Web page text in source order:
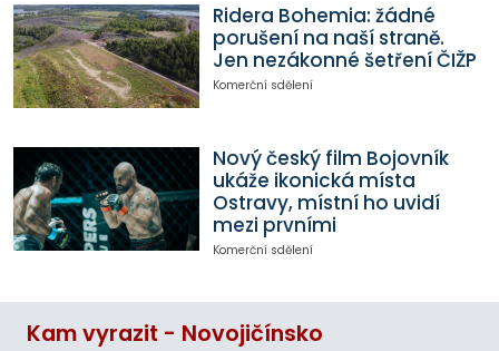
Ridera Bohemia: žádné
porušení na naší straně.
Jen nezákonné šetření ČIŽP
Komerční sdělení
Nový český film Bojovník
ukáže ikonická místa
Ostravy, místní ho uvidí
mezi prvními
Komerční sdělení
Kam vyrazit - Novojičínsko